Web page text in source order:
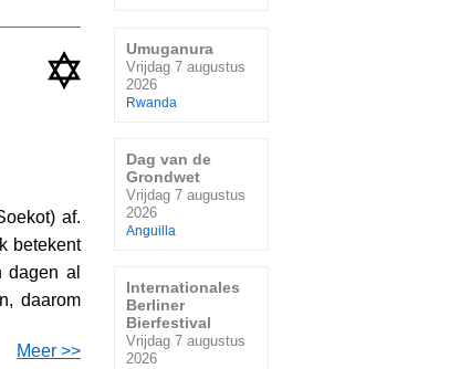
af.
betekent
dagen al
daarom
Meer >>
Umuganura
Vrijdag 7 augustus
2026
Rwanda
Dag van de
Grondwet
Vrijdag 7 augustus
2026
Anguilla
Internationales
Berliner
Bierfestival
Vrijdag 7 augustus
2026